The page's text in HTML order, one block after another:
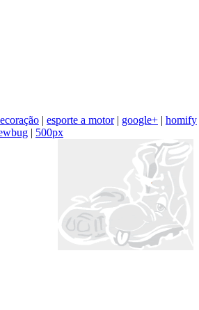
| esporte a motor| google+ | homify
| 500px